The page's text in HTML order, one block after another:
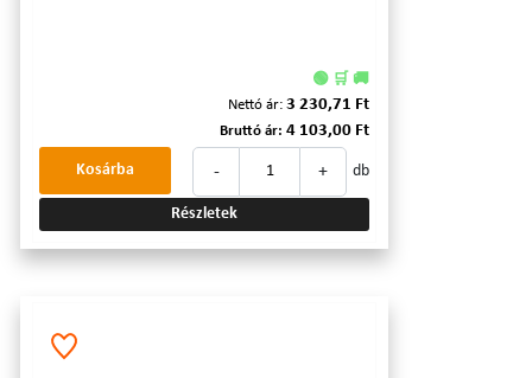
🟢 🛒 🚚
Nettó ár: 3 230,71 Ft
Bruttó ár: 4 103,00 Ft
- + db
Kosárba
Részletek